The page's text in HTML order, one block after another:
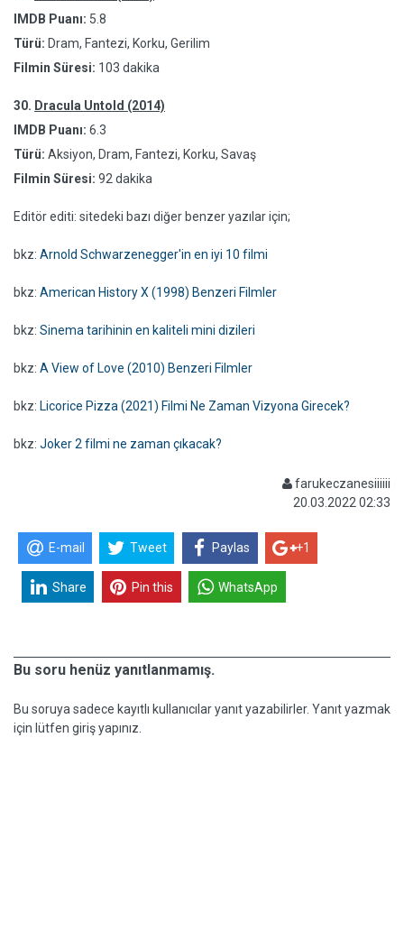
IMDB Puanı: 5.8
Türü: Dram, Fantezi, Korku, Gerilim
Filmin Süresi: 103 dakika
30. Dracula Untold (2014)
IMDB Puanı: 6.3
Türü: Aksiyon, Dram, Fantezi, Korku, Savaş
Filmin Süresi: 92 dakika
Editör editi: sitedeki bazı diğer benzer yazılar için;
bkz: Arnold Schwarzenegger'in en iyi 10 filmi
bkz: American History X (1998) Benzeri Filmler
bkz: Sinema tarihinin en kaliteli mini dizileri
bkz: A View of Love (2010) Benzeri Filmler
bkz: Licorice Pizza (2021) Filmi Ne Zaman Vizyona Girecek?
bkz: Joker 2 filmi ne zaman çıkacak?
farukeczanesiiiiii
20.03.2022 02:33
E-mail Tweet Paylas +1
Share Pin this WhatsApp
Bu soru henüz yanıtlanmamış.
Bu soruya sadece kayıtlı kullanıcılar yanıt yazabilirler. Yanıt yazmak
için lütfen giriş yapınız.